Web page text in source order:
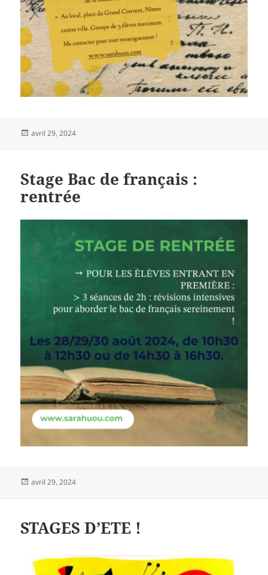
Publié
avril 29, 2024
Stage Bac de français :
rentrée
Publié
avril 29, 2024
STAGES D’ETE !